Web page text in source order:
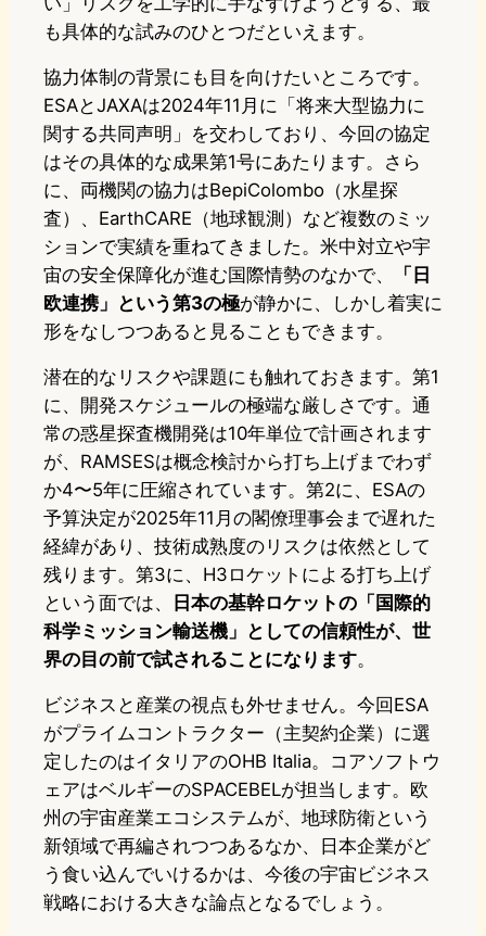
も具体的な試みのひとつだといえます。
協力体制の背景にも目を向けたいところです。
ESAとJAXAは2024年11月に「将来大型協力に
関する共同声明」を交わしており、今回の協定
はその具体的な成果第1号にあたります。さら
に、両機関の協力はBepiColombo（水星探
査）、EarthCARE（地球観測）など複数のミッ
ションで実績を重ねてきました。米中対立や宇
宙の安全保障化が進む国際情勢のなかで、
「日
欧連携」という第3の極が静かに、しかし着実に
形をなしつつあると見ることもできます。
潜在的なリスクや課題にも触れておきます。第1
に、開発スケジュールの極端な厳しさです。通
常の惑星探査機開発は10年単位で計画されます
が、RAMSESは概念検討から打ち上げまでわず
か4〜5年に圧縮されています。第2に、ESAの
予算決定が2025年11月の閣僚理事会まで遅れた
経緯があり、技術成熟度のリスクは依然として
残ります。第3に、H3ロケットによる打ち上げ
という面では、
日本の基幹ロケットの「国際的
科学ミッション輸送機」としての信頼性が、世
界の目の前で試されることになります。
ビジネスと産業の視点も外せません。今回ESA
がプライムコントラクター（主契約企業）に選
定したのはイタリアのOHB Italia。コアソフトウ
ェアはベルギーのSPACEBELが担当します。欧
州の宇宙産業エコシステムが、地球防衛という
新領域で再編されつつあるなか、日本企業がど
う食い込んでいけるかは、今後の宇宙ビジネス
戦略における大きな論点となるでしょう。